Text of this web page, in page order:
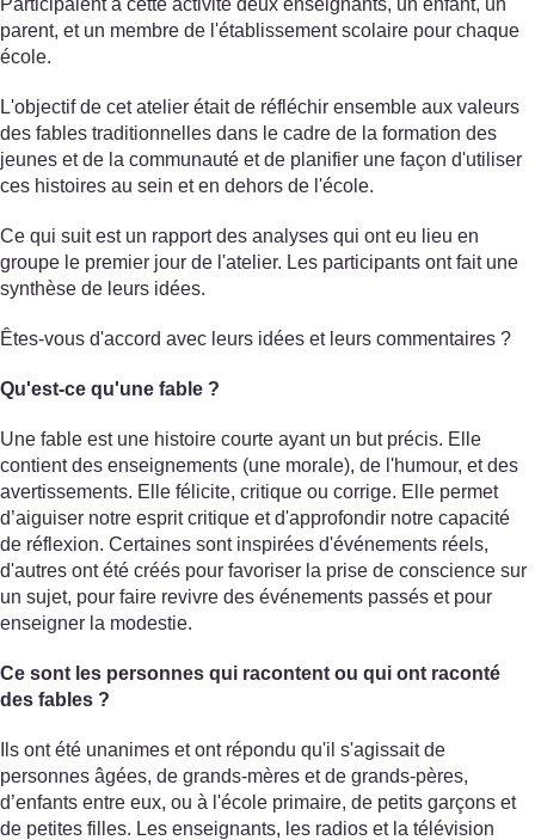
Participaient à cette activité deux enseignants, un enfant, un
parent, et un membre de l'établissement scolaire pour chaque
école.
L'objectif de cet atelier était de réfléchir ensemble aux valeurs
des fables traditionnelles dans le cadre de la formation des
jeunes et de la communauté et de planifier une façon d'utiliser
ces histoires au sein et en dehors de l'école.
Ce qui suit est un rapport des analyses qui ont eu lieu en
groupe le premier jour de l'atelier. Les participants ont fait une
synthèse de leurs idées.
Êtes-vous d'accord avec leurs idées et leurs commentaires ?
Qu'est-ce qu'une fable ?
Une fable est une histoire courte ayant un but précis. Elle
contient des enseignements (une morale), de l'humour, et des
avertissements. Elle félicite, critique ou corrige. Elle permet
d’aiguiser notre esprit critique et d'approfondir notre capacité
de réflexion. Certaines sont inspirées d'événements réels,
d'autres ont été créés pour favoriser la prise de conscience sur
un sujet, pour faire revivre des événements passés et pour
enseigner la modestie.
Ce sont les personnes qui racontent ou qui ont raconté
des fables ?
Ils ont été unanimes et ont répondu qu'il s'agissait de
personnes âgées, de grands-mères et de grands-pères,
d’enfants entre eux, ou à l'école primaire, de petits garçons et
de petites filles. Les enseignants, les radios et la télévision